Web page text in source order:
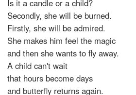
Is it a candle or a child?
Secondly, she will be burned.
Firstly, she will be admired.
She makes him feel the magic
and then she wants to fly away.
A child can't wait
that hours become days
and butterfly returns again.